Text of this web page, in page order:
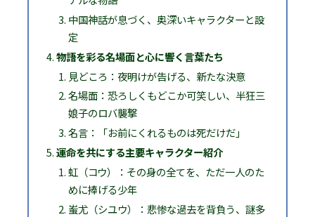
中国神話が息づく、奥深いキャラクターと設
定
物語を彩る名場面と心に響く言葉たち
見どころ：夜明けが告げる、新たな決意
名場面：恐ろしくもどこか可笑しい、半狂三
娘子のロバ襲撃
名言：「お前にくれるものは死だけだ」
運命を共にする主要キャラクター紹介
虹（コウ）：その身の全てを、ただ一人のた
めに捧げる少年
蚩尤（シユウ）：悲惨な過去を背負う、謎多